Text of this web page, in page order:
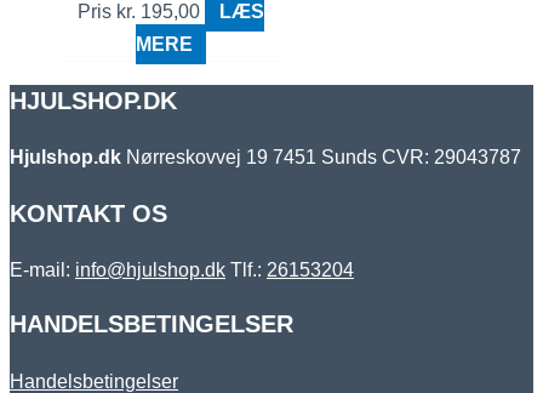
Pris kr. 195,00
LÆS
MERE
HJULSHOP.DK
Hjulshop.dk Nørreskovvej 19 7451 Sunds CVR: 29043787
KONTAKT OS
E-mail: info@hjulshop.dk Tlf.: 26153204
HANDELSBETINGELSER
Handelsbetingelser